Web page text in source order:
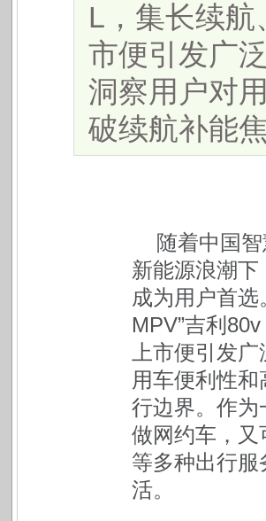
L，集长续
市便引发广
洞察用户对
破续航补能
随着中国
新能源浪潮
成为用户首
MPV”吉利
上市便引发
用车便利性
行边界。作为
做网约车，又
等多种出行
活。